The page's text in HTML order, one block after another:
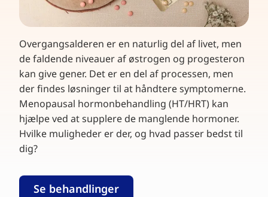
Overgangsalderen er en naturlig del af livet, men
de faldende niveauer af østrogen og progesteron
kan give gener. Det er en del af processen, men
der findes løsninger til at håndtere symptomerne.
Menopausal hormonbehandling (HT/HRT) kan
hjælpe ved at supplere de manglende hormoner.
Hvilke muligheder er der, og hvad passer bedst til
dig?
Se behandlinger